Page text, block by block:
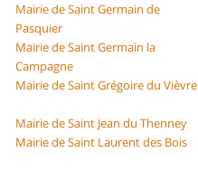
Mairie de Saint Germain de
Pasquier
Mairie de Saint Germain la
Campagne
Mairie de Saint Grégoire du Vièvre
Mairie de Saint Jean du Thenney
Mairie de Saint Laurent des Bois